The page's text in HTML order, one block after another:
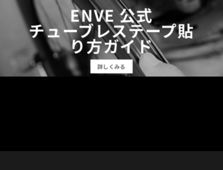
ENVE 公式
チューブレステープ貼
り方ガイド
詳しくみる